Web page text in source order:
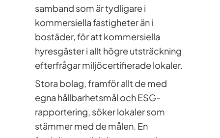
samband som är tydligare i
kommersiella fastigheter än i
bostäder, för att kommersiella
hyresgäster i allt högre utsträckning
efterfrågar miljöcertifierade lokaler.
Stora bolag, framför allt de med
egna hållbarhetsmål och ESG-
rapportering, söker lokaler som
stämmer med de målen. En